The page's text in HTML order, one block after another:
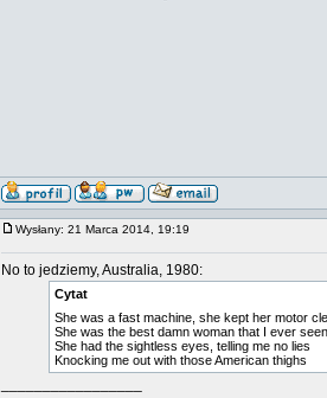
Wysłany: 21 Marca 2014, 19:19
No to jedziemy, Australia, 1980:
Cytat
She was a fast machine, she kept her motor
She was the best damn woman that I ever seen
She had the sightless eyes, telling me no lies
Knocking me out with those American thighs